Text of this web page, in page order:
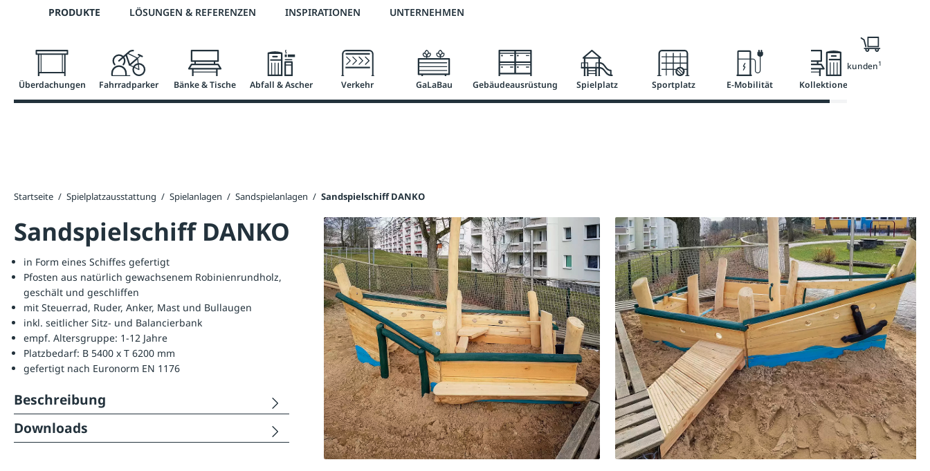
Zur Hauptnavigation springen
Telefon: +43 7672 95895 0 3 % Online-Rabatt versandkostenfrei ab 50 €
PRODUKTE LÖSUNGEN & REFERENZEN INSPIRATIONEN UNTERNEHMEN
Überdachungen Fahrradparker Bänke & Tische Abfall & Ascher Verkehr GaLaBau Gebäudeausrüstung Spielplatz Sportplatz E-Mobilität Kollektionen
Nur für Geschäftskunden1
Startseite / Spielplatzausstattung / Spielanlagen / Sandspielanlagen / Sandspielschiff DANKO
Sandspielschiff DANKO
in Form eines Schiffes gefertigt
Pfosten aus natürlich gewachsenem Robinienrundholz,
geschält und geschliffen
mit Steuerrad, Ruder, Anker, Mast und Bullaugen
inkl. seitlicher Sitz- und Balancierbank
empf. Altersgruppe: 1-12 Jahre
Platzbedarf: B 5400 x T 6200 mm
gefertigt nach Euronorm EN 1176
Beschreibung
Downloads